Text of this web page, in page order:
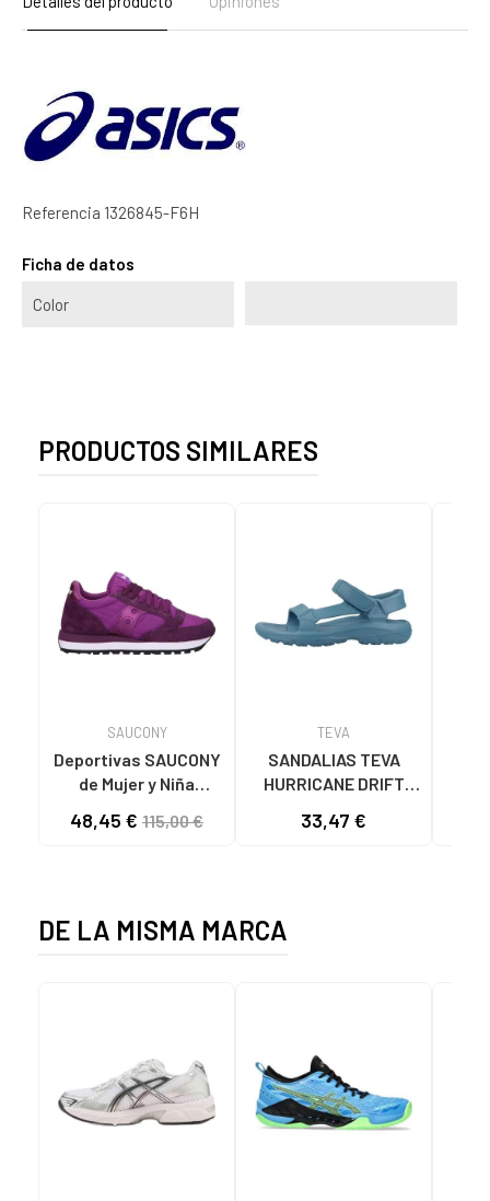
Referencia 1326845-F6H
Ficha de datos
Color
PRODUCTOS SIMILARES
SAUCONY
Deportivas SAUCONY
de Mujer y Niña
DEPORTIVAS JAZZ
48,45 € 115,00 €
TEVA
SANDALIAS TEVA
HURRICANE DRIFT
AZUL UNISEX
33,47 €
DE LA MISMA MARCA